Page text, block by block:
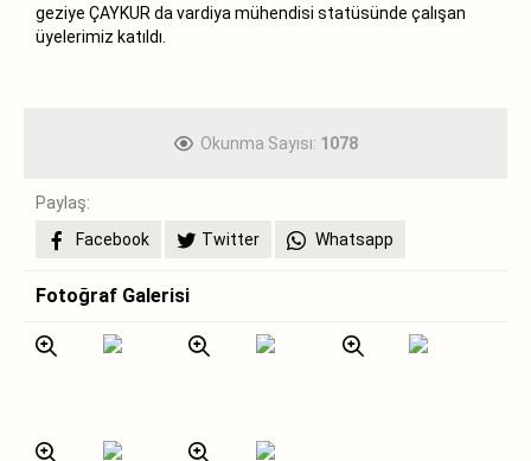
geziye ÇAYKUR da vardiya mühendisi statüsünde çalışan
üyelerimiz katıldı.
Okunma Sayısı: 1078
Paylaş:
Facebook
Twitter Whatsapp
Fotoğraf Galerisi